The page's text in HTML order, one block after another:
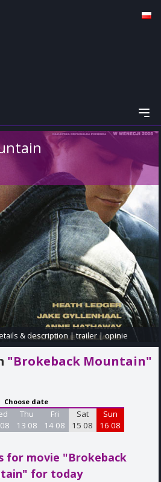
& description |trailer |opinie
"Brokeback Mountain"
Choose date
Thu
13 08
Fri
14 08
Sat
15 08
Sun
16 08
for movie "Brokeback
for today